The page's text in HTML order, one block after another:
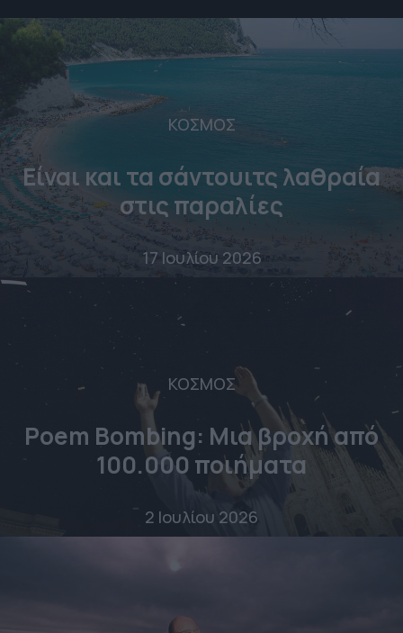
ΚΟΣΜΟΣ
Είναι και τα σάντουιτς λαθραία
στις παραλίες
17 Ιουλίου 2026
ΚΟΣΜΟΣ
Poem Bombing: Mια βροχή από
100.000 ποιήματα
2 Ιουλίου 2026